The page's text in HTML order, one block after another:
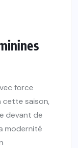
force
cette saison,
devant de
modernité